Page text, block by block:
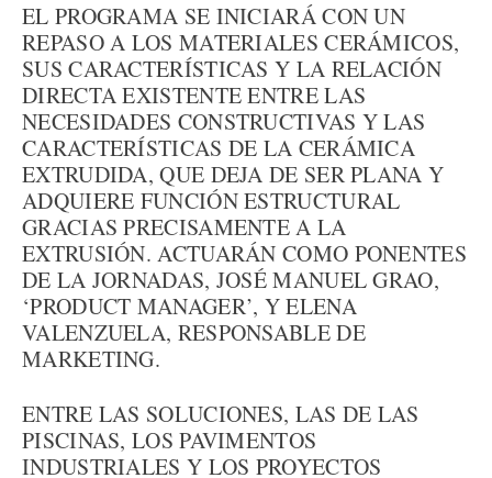
EL PROGRAMA SE INICIARÁ CON UN
REPASO A LOS MATERIALES CERÁMICOS,
SUS CARACTERÍSTICAS Y LA RELACIÓN
DIRECTA EXISTENTE ENTRE LAS
NECESIDADES CONSTRUCTIVAS Y LAS
CARACTERÍSTICAS DE LA CERÁMICA
EXTRUDIDA, QUE DEJA DE SER PLANA Y
ADQUIERE FUNCIÓN ESTRUCTURAL
GRACIAS PRECISAMENTE A LA
EXTRUSIÓN. ACTUARÁN COMO PONENTES
DE LA JORNADAS, JOSÉ MANUEL GRAO,
‘PRODUCT MANAGER’, Y ELENA
VALENZUELA, RESPONSABLE DE
MARKETING.
ENTRE LAS SOLUCIONES, LAS DE LAS
PISCINAS, LOS PAVIMENTOS
INDUSTRIALES Y LOS PROYECTOS